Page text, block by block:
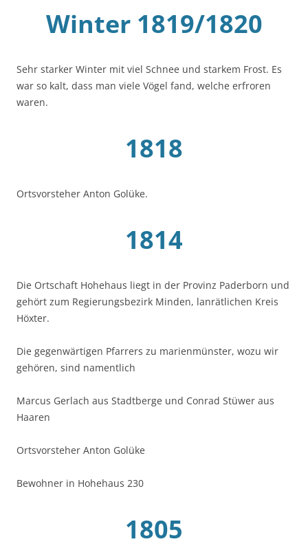
Winter 1819/1820
Sehr starker Winter mit viel Schnee und starkem Frost. Es
war so kalt, dass man viele Vögel fand, welche erfroren
waren.
1818
Ortsvorsteher Anton Golüke.
1814
Die Ortschaft Hohehaus liegt in der Provinz Paderborn und
gehört zum Regierungsbezirk Minden, lanrätlichen Kreis
Höxter.
Die gegenwärtigen Pfarrers zu marienmünster, wozu wir
gehören, sind namentlich
Marcus Gerlach aus Stadtberge und Conrad Stüwer aus
Haaren
Ortsvorsteher Anton Golüke
Bewohner in Hohehaus 230
1805